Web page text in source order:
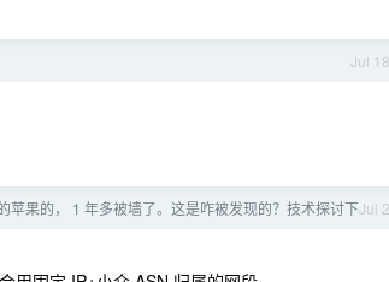
Jul 18
Jul 2
苹果的， 1 年多被墙了。这是咋被发现的？技术探讨下